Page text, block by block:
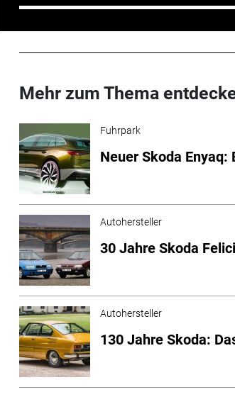
Mehr zum Thema
Fuhrpark
Neuer Skoda
Autohersteller
30 Jahre Skoda
Autohersteller
130 Jahre Skoda: